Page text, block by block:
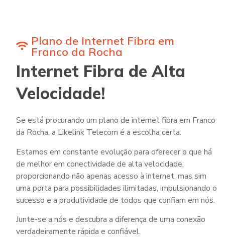
Plano de Internet Fibra em
Franco da Rocha
Internet Fibra de Alta
Velocidade!
Se está procurando um plano de internet fibra em Franco
da Rocha, a Likelink Telecom é a escolha certa.
Estamos em constante evolução para oferecer o que há
de melhor em conectividade de alta velocidade,
proporcionando não apenas acesso à internet, mas sim
uma porta para possibilidades ilimitadas, impulsionando o
sucesso e a produtividade de todos que confiam em nós.
Junte-se a nós e descubra a diferença de uma conexão
verdadeiramente rápida e confiável.